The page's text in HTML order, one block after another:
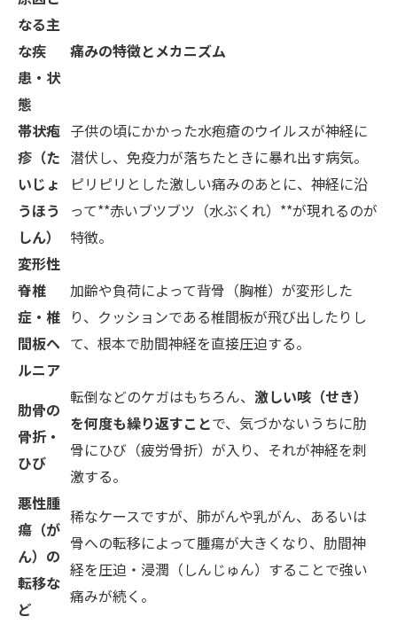
なる主
な疾
患・状
態
痛みの特徴とメカニズム
帯状疱
疹（た
いじょ
うほう
しん）
子供の頃にかかった水疱瘡のウイルスが神経に
潜伏し、免疫力が落ちたときに暴れ出す病気。
ピリピリとした激しい痛みのあとに、神経に沿
って**赤いブツブツ（水ぶくれ）**が現れるのが
特徴。
変形性
脊椎
症・椎
間板ヘ
ルニア
加齢や負荷によって背骨（胸椎）が変形した
り、クッションである椎間板が飛び出したりし
て、根本で肋間神経を直接圧迫する。
肋骨の
骨折・
ひび
転倒などのケガはもちろん、 激しい咳（せき）
を何度も繰り返すことで、気づかないうちに肋
骨にひび（疲労骨折）が入り、それが神経を刺
激する。
悪性腫
瘍（が
ん）の
転移な
ど
稀なケースですが、肺がんや乳がん、あるいは
骨への転移によって腫瘍が大きくなり、肋間神
経を圧迫・浸潤（しんじゅん）することで強い
痛みが続く。